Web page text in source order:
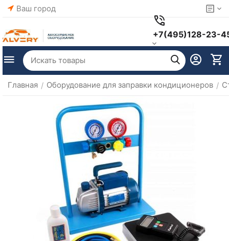
Ваш город
+7(495)128-23-
Главная / Оборудование для заправки кондиционеров /